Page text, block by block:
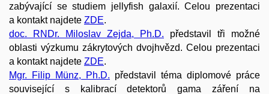
zabývající sestudiem jellyfish galaxií. Celou prezentaci
a kontakt najdete ZDE.
doc. RNDr. Miloslav Zejda, Ph.D. představil tři možné
oblasti výzkumu zákrytových dvojhvězd. Celou prezentaci
a kontakt najdete ZDE.
Mgr. Filip Münz, Ph.D. představil téma diplomové práce
související s kalibrací detektorů gama záření na